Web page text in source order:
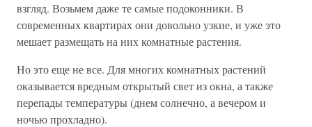
взгляд. Возьмем даже те самые подоконники. В
современных квартирах они довольно узкие, и уже это
мешает размещать на них комнатные растения.
Но это еще не все. Для многих комнатных растений
оказывается вредным открытый свет из окна, а также
перепады температуры (днем солнечно, а вечером и
ночью прохладно).